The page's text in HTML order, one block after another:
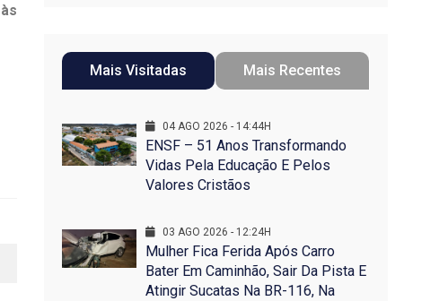
Mais Visitadas Mais Recentes
04 AGO 2026 - 14:44H
ENSF – 51 Anos Transformando
Vidas Pela Educação E Pelos
Valores Cristãos
03 AGO 2026 - 12:24H
Mulher Fica Ferida Após Carro
Bater Em Caminhão, Sair Da Pista E
Atingir Sucatas Na BR-116, Na